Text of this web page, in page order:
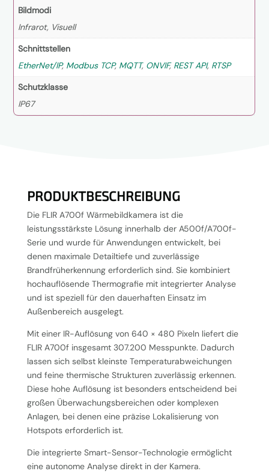
Bildmodi
Infrarot, Visuell
Schnittstellen
EtherNet/IP, Modbus TCP, MQTT, ONVIF, REST API, RTSP
Schutzklasse
IP67
PRODUKTBESCHREIBUNG
Die FLIR A700f Wärmebildkamera ist die
leistungsstärkste Lösung innerhalb der A500f/A700f-
Serie und wurde für Anwendungen entwickelt, bei
denen maximale Detailtiefe und zuverlässige
Brandfrüherkennung erforderlich sind. Sie kombiniert
hochauflösende Thermografie mit integrierter Analyse
und ist speziell für den dauerhaften Einsatz im
Außenbereich ausgelegt.
Mit einer IR-Auflösung von 640 × 480 Pixeln liefert die
FLIR A700f insgesamt 307.200 Messpunkte. Dadurch
lassen sich selbst kleinste Temperaturabweichungen
und feine thermische Strukturen zuverlässig erkennen.
Diese hohe Auflösung ist besonders entscheidend bei
großen Überwachungsbereichen oder komplexen
Anlagen, bei denen eine präzise Lokalisierung von
Hotspots erforderlich ist.
Die integrierte Smart-Sensor-Technologie ermöglicht
eine autonome Analyse direkt in der Kamera.